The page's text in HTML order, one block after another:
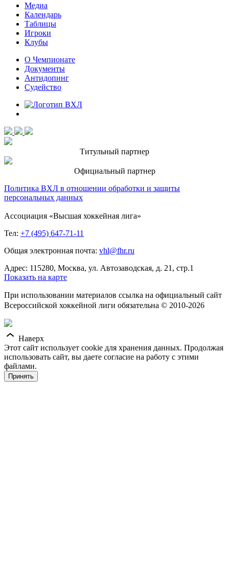
Медиа
Календарь
Таблицы
Игроки
Клубы
О Чемпионате
Документы
Антидопинг
Судейство
Титульный партнер
Официальный партнер
Политика ВХЛ в отношении обработки и защиты
персональных данных
Ассоциация «Высшая хоккейная лига»
Тел: +7 (495) 647-71-11
Общая электронная почта: vhl@fhr.ru
Адрес: 115280, Москва, ул. Автозаводская, д. 21, стр.1
Показать на карте
При использовании материалов ссылка на официальный сайт
Всероссийской хоккейной лиги обязательна © 2010-2026
Наверх
Этот сайт использует cookie для хранения данных. Продолжая
использовать сайт, вы даете согласие на работу с этими
файлами.
Принять